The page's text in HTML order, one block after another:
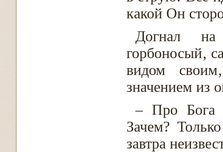
какой Он
Догнал на
горбоносый‚
видом
значением из
– Про Бога
Зачем?
завтра